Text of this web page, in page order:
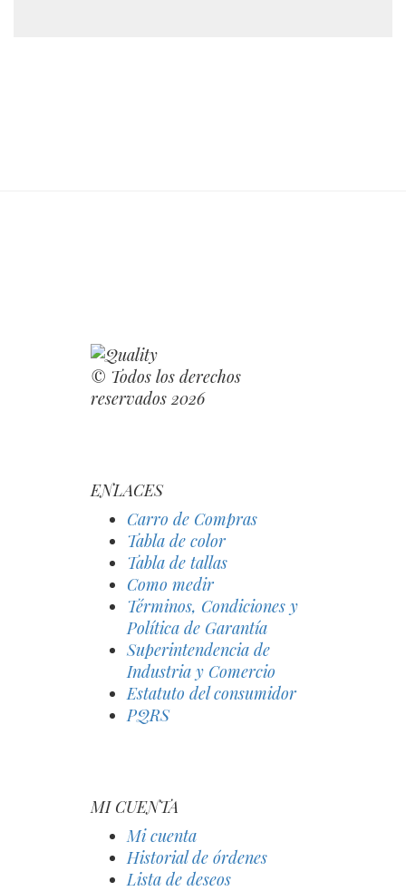
© Todos los derechos
reservados 2026
ENLACES
Carro de Compras
Tabla de color
Tabla de tallas
Como medir
Términos, Condiciones y
Política de Garantía
Superintendencia de
Industria y Comercio
Estatuto del consumidor
PQRS
MI CUENTA
Mi cuenta
Historial de órdenes
Lista de deseos